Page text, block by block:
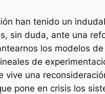
han tenido un
sin duda, ante una
los modelos de
de
vive una
pone en crisis los